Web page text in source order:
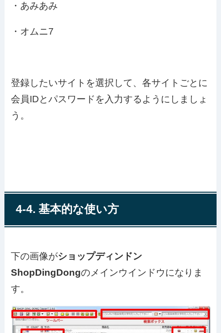
・あみあみ
・オムニ7
登録したいサイトを選択して、各サイトごとに
会員IDとパスワードを入力するようにしましょ
う。
4-4. 基本的な使い方
下の画像がショップディンドン
ShopDingDongのメインウインドウになりま
す。